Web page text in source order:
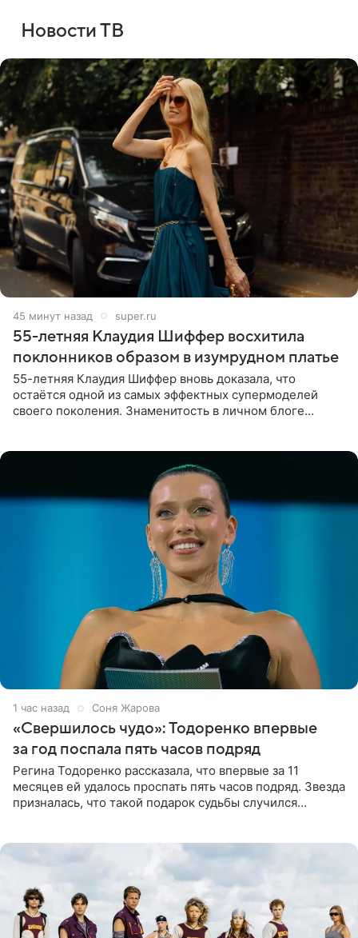
Новости ТВ
45 минут назад super.ru
55-летняя Клаудия Шиффер восхитила
поклонников образом в изумрудном платье
55-летняя Клаудия Шиффер вновь доказала, что
остаётся одной из самых эффектных супермоделей
своего поколения. Знаменитость в личном блоге
1 час назад Соня Жарова
«Свершилось чудо»: Тодоренко впервые
за год поспала пять часов подряд
Регина Тодоренко рассказала, что впервые за 11
месяцев ей удалось проспать пять часов подряд. Звезда
призналась, что такой подарок судьбы случился